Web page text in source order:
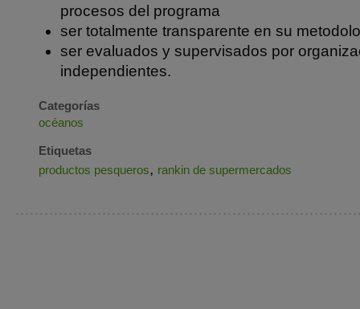
procesos del programa
ser totalmente transparente en su
ser evaluados y supervisados por
independientes.
Categorías
océanos
Etiquetas
productos pesqueros, rankin de supermercados